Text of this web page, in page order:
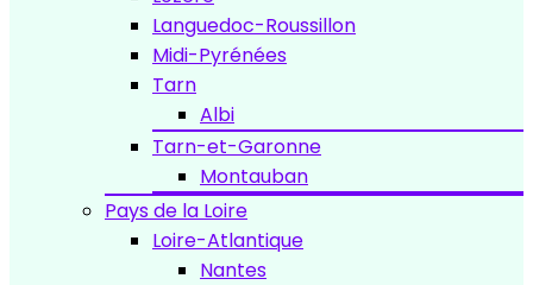
Languedoc-Roussillon
Midi-Pyrénées
Tarn
Albi
Tarn-et-Garonne
Montauban
Pays de la Loire
Loire-Atlantique
Nantes